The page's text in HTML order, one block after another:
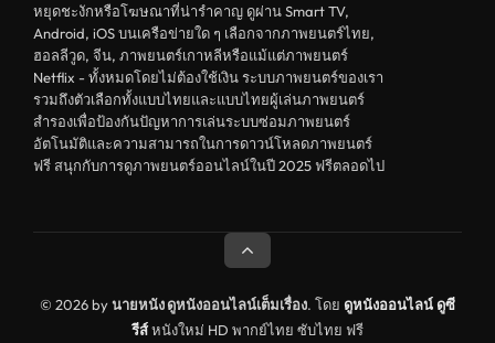
หยุดชะงักหรือโฆษณาที่น่ารำคาญ ดูผ่าน Smart TV,
Android, iOS บนเครือข่ายใด ๆ เลือกจากภาพยนตร์ไทย,
ฮอลลีวูด, จีน, ภาพยนตร์เกาหลีหรือแม้แต่ภาพยนตร์
Netflix - ทั้งหมดโดยไม่ต้องใช้เงิน ระบบภาพยนตร์ของเรา
รวมถึงตัวเลือกทั้งแบบไทยและแบบไทยผู้เล่นภาพยนตร์
สำรองเพื่อป้องกันปัญหาการเล่นระบบซ่อมภาพยนตร์
อัตโนมัติและความสามารถในการดาวน์โหลดภาพยนตร์
ฟรี สนุกกับการดูภาพยนตร์ออนไลน์ในปี 2025 ฟรีตลอดไป
© 2026 byนายหนัง ดูหนังออนไลน์เต็มเรื่อง. โดย ดูหนังออนไลน์ ดูซี
รีส์หนังใหม่ HD พากย์ไทย ซับไทย ฟรี